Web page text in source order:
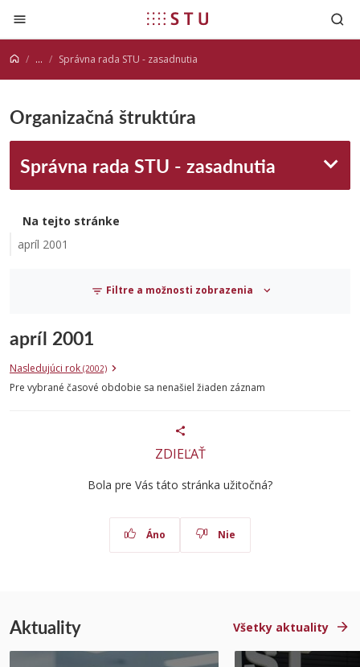
Prejsť na obsah
... Správna rada STU - zasadnutia
Organizačná štruktúra
Správna rada STU - zasadnutia
Na tejto stránke
apríl 2001
Filtre a možnosti zobrazenia
apríl 2001
Nasledujúci rok (2002)
Pre vybrané časové obdobie sa nenašiel žiaden záznam
ZDIEĽAŤ
Bola pre Vás táto stránka užitočná?
Áno Nie
Aktuality Všetky aktuality